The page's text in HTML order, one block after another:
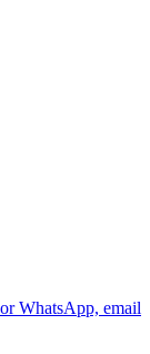
WhatsApp, email